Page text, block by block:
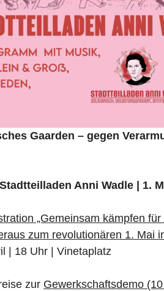
Gaarden – gegen
Anni Wadle | 1.
„Gemeinsam kämpfen
zum revolutionären 1. Mai
| 18 Uhr | Vinetaplatz
zur Gewerkschaftsdemo